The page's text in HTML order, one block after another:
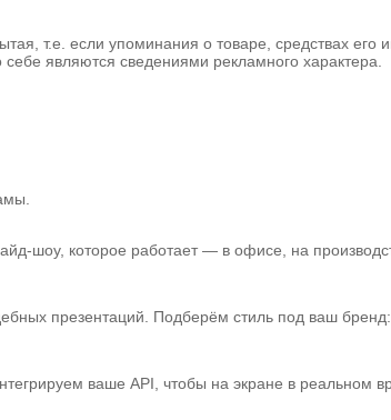
т.е. если упоминания о товаре, средствах его
являются сведениями рекламного характера.
шоу, которое работает — в офисе, на
презентаций. Подберём стиль под ваш бренд:
ваше API, чтобы на экране в